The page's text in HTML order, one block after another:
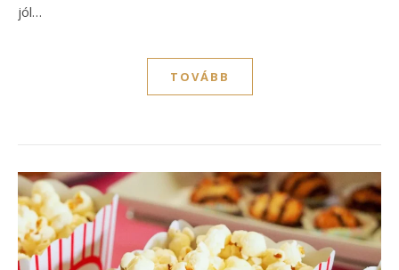
jól…
TOVÁBB